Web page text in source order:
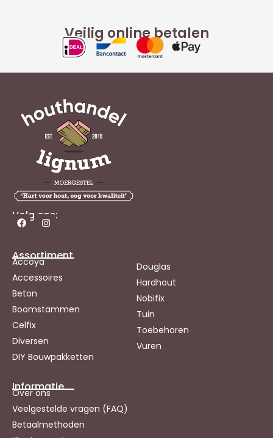
Veilig online betalen
Volg ons:
Assortiment
Accoya
Accessoires
Beton
Boomstammen
Celfix
Diversen
DIY Bouwpakketten
Douglas
Hardhout
Nobifix
Tuin
Toebehoren
Vuren
Informatie
Over ons
Veelgestelde vragen (FAQ)
Betaalmethoden